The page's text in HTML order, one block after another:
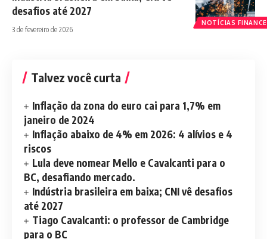
NOTÍCIAS
desafios até 2027
3 de fevereiro de 2026
Talvez você curta
Inflação da zona do euro cai para 1,7% em
janeiro de 2024
Inflação abaixo de 4% em 2026: 4 alívios e 4
riscos
Lula deve nomear Mello e Cavalcanti para o
BC, desafiando mercado.
Indústria brasileira em baixa; CNI vê desafios
até 2027
Tiago Cavalcanti: o professor de Cambridge
para o BC